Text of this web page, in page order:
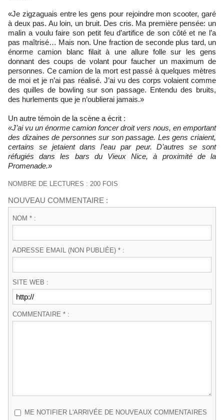
«Je zigzaguais entre les gens pour rejoindre mon scooter, garé
à deux pas. Au loin, un bruit. Des cris. Ma première pensée: un
malin a voulu faire son petit feu d’artifice de son côté et ne l’a
pas maîtrisé… Mais non. Une fraction de seconde plus tard, un
énorme camion blanc filait à une allure folle sur les gens
donnant des coups de volant pour faucher un maximum de
personnes. Ce camion de la mort est passé à quelques mètres
de moi et je n’ai pas réalisé. J’ai vu des corps volaient comme
des quilles de bowling sur son passage. Entendu des bruits,
des hurlements que je n’oublierai jamais.»
Un autre témoin de la scène a écrit :
«J’ai vu un énorme camion foncer droit vers nous, en emportant
des dizaines de personnes sur son passage. Les gens criaient,
certains se jetaient dans l’eau par peur. D’autres se sont
réfugiés dans les bars du Vieux Nice, à proximité de la
Promenade.»
NOMBRE DE LECTURES : 200 FOIS
NOUVEAU COMMENTAIRE :
NOM * :
ADRESSE EMAIL (NON PUBLIÉE) * :
SITE WEB :
COMMENTAIRE * :
ME NOTIFIER L'ARRIVÉE DE NOUVEAUX COMMENTAIRES